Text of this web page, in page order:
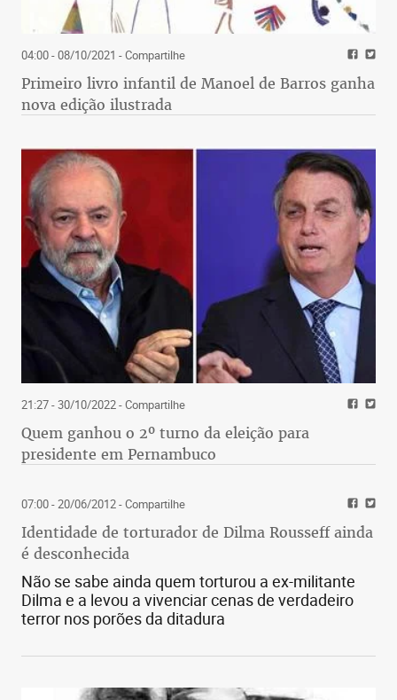
04:00 - 08/10/2021 - Compartilhe
Primeiro livro infantil de Manoel de Barros ganha
nova edição ilustrada
21:27 - 30/10/2022- Compartilhe
Quem ganhou o 2º turno da eleição para
presidente em Pernambuco
07:00 - 20/06/2012- Compartilhe
Identidade de torturador de Dilma Rousseff ainda
é desconhecida
Não se sabe ainda quem torturou a ex-militante
Dilma e a levou a vivenciar cenas de verdadeiro
terror nos porões da ditadura